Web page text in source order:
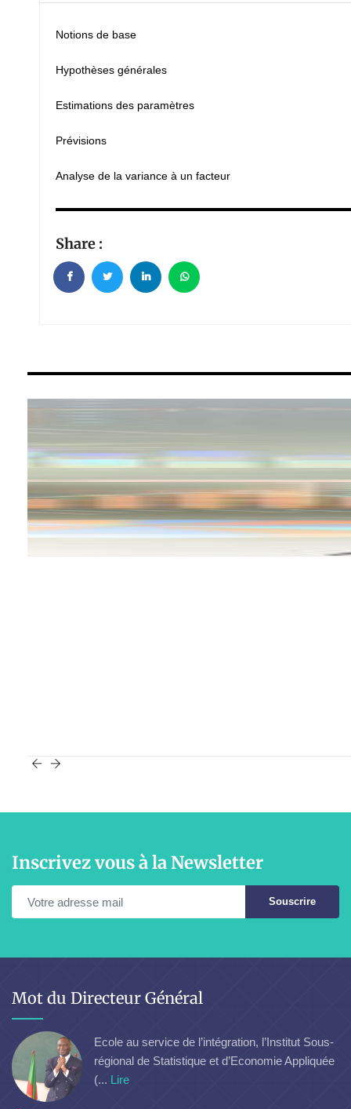
Notions de base
Hypothèses générales
Estimations des paramètres
Prévisions
Analyse de la variance à un facteur
Share :
Inscrivez vous à la Newsletter
Souscrire
Mot du Directeur Général
Ecole au service de l’intégration, l’Institut Sous-
régional de Statistique et d’Economie Appliquée
(... Lire